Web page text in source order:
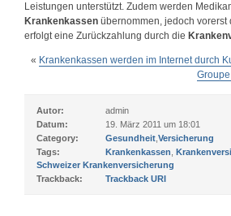
Leistungen unterstützt. Zudem werden
Krankenkassen übernommen, jedoch vorerst
erfolgt eine Zurückzahlung durch die
« Krankenkassen werden im Internet durch
Groupe
Autor:
admin
Datum:
19. März 2011 um 18:01
Category:
Gesundheit, Versicherung
Tags:
Krankenkassen
Schweizer Krankenversicherung
Trackback:
Trackback URI